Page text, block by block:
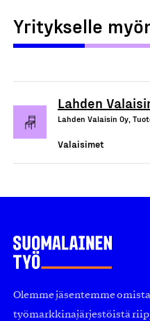
Yritykselle
Lahden
Lahden Valaisin Oy,
Valaisimet
Olemme jäsentemme
työmarkkinajärjestöistä